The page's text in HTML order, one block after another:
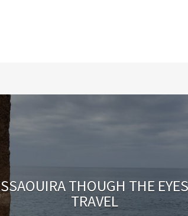
THOUGH THE
TRAVEL